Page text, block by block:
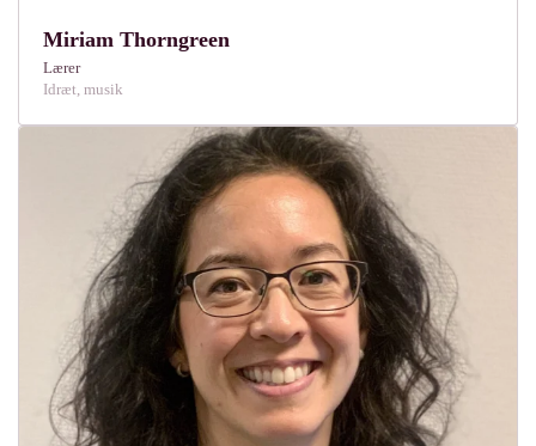
Miriam Thorngreen
Lærer
Idræt, musik